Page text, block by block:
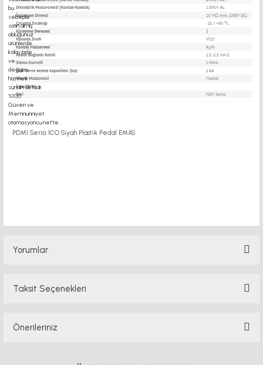
PDM1 Serisi 1CO Siyah Plastik Pedal EMAS
Yorumlar
Taksit Seçenekleri
Önerileriniz